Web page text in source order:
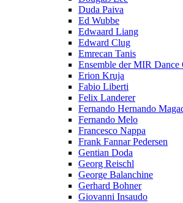
Duda Paiva
Ed Wubbe
Edwaard Liang
Edward Clug
Emrecan Tanis
Ensemble der MIR Dance
Erion Kruja
Fabio Liberti
Felix Landerer
Fernando Hernando
Fernando Melo
Francesco Nappa
Frank Fannar Pedersen
Gentian Doda
Georg Reischl
George Balanchine
Gerhard Bohner
Giovanni Insaudo